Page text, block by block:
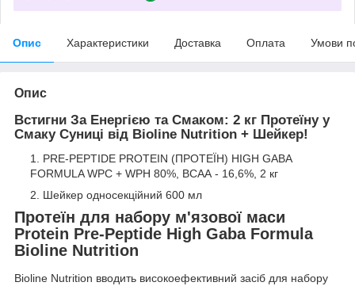
Опис Характеристики Доставка Оплата Умови
Опис
Встигни За Енергією та Смаком: 2 кг Протеїну у
Смаку Суниці від Bioline Nutrition + Шейкер!
PRE-PEPTIDE PROTEIN (ПРОТЕЇН) HIGH GABA
FORMULA WPC + WPH 80%, ВСАА - 16,6%, 2 кг
Шейкер односекційний 600 мл
Протеїн для набору м'язової маси
Protein Pre-Peptide High Gaba Formula
Bioline Nutrition
Bioline Nutrition вводить високоефективний засіб для набору